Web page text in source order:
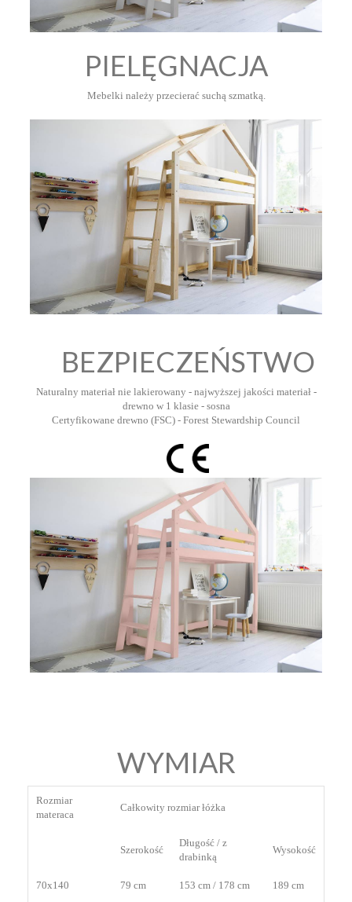
PIELĘGNACJA
Mebelki należy przecierać suchą szmatką.
BEZPIECZEŃSTWO
Naturalny materiał nie lakierowany - najwyższej jakości materiał -
drewno w 1 klasie - sosna
Certyfikowane drewno (FSC) - Forest Stewardship Council
WYMIAR
Rozmiar
materaca
Całkowity rozmiar łóżka
Szerokość
Długość / z
drabinką
Wysokość
70x140 79 cm 153 cm / 178 cm 189 cm